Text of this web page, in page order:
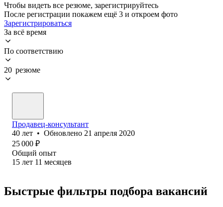
Чтобы видеть все резюме, зарегистрируйтесь
После регистрации покажем ещё 3 и откроем фото
Зарегистрироваться
За всё время
По соответствию
20 резюме
Продавец-консультант
40 лет • Обновлено 21 апреля 2020
25 000 ₽
Общий опыт
15 лет 11 месяцев
Быстрые фильтры подбора вакансий